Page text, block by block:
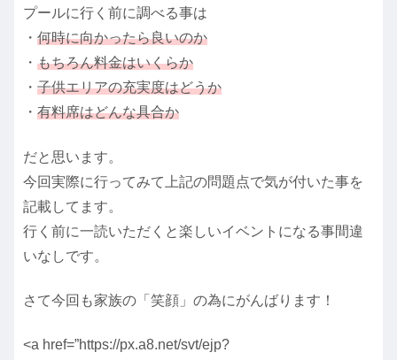
プールに行く前に調べる事は
・ 何時に向かったら良いのか
・ もちろん料金はいくらか
・ 子供エリアの充実度はどうか
・ 有料席はどんな具合か
だと思います。
今回実際に行ってみて上記の問題点で気が付いた事を
記載してます。
行く前に一読いただくと楽しいイベントになる事間違
いなしです。
さて今回も家族の「笑顔」の為にがんばります！
<a href=”https://px.a8.net/svt/ejp?